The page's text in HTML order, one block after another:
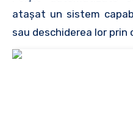
ataşat un sistem
sau deschiderea lor prin